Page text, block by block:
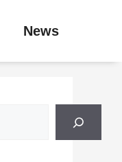
News